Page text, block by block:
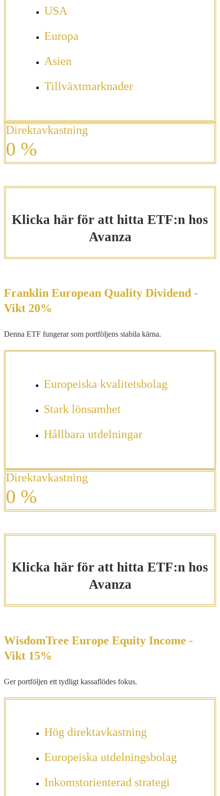
USA
Europa
Asien
Tillväxtmarknader
Direktavkastning
0 %
Klicka här för att hitta ETF:n hos
Avanza
Franklin European Quality Dividend -
Vikt 20%
Denna ETF fungerar som portföljens stabila kärna.
Europeiska kvalitetsbolag
Stark lönsamhet
Hållbara utdelningar
Direktavkastning
0 %
Klicka här för att hitta ETF:n hos
Avanza
WisdomTree Europe Equity Income -
Vikt 15%
Ger portföljen ett tydligt kassaflödes fokus.
Hög direktavkastning
Europeiska utdelningsbolag
Inkomstorienterad strategi